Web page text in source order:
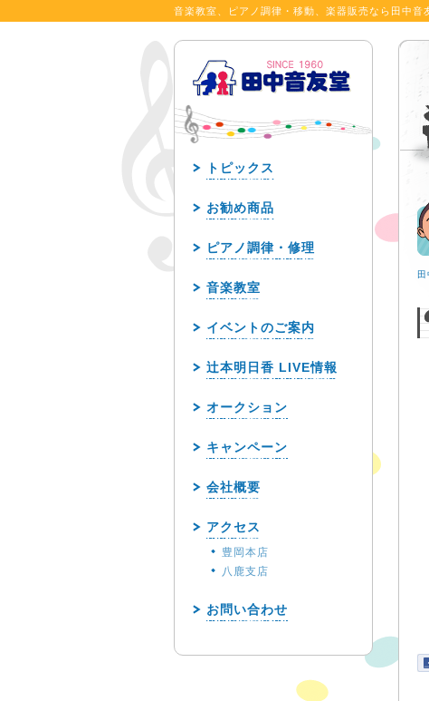
音楽教室、ピアノ調律・移動、楽器販売なら田中音
トピックス
お勧め商品
ピアノ調律・修理
音楽教室
イベントのご案内
辻本明日香 LIVE情報
オークション
キャンペーン
会社概要
アクセス
豊岡本店
八鹿支店
お問い合わせ